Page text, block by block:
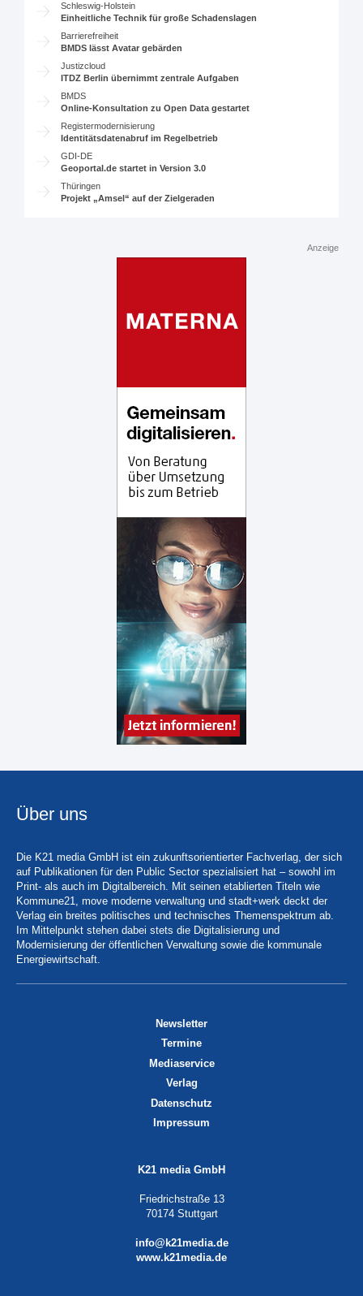
Schleswig-Holstein
Einheitliche Technik für große Schadenslagen
Barrierefreiheit
BMDS lässt Avatar gebärden
Justizcloud
ITDZ Berlin übernimmt zentrale Aufgaben
BMDS
Online-Konsultation zu Open Data gestartet
Registermodernisierung
Identitätsdatenabruf im Regelbetrieb
GDI-DE
Geoportal.de startet in Version 3.0
Thüringen
Projekt „Amsel“ auf der Zielgeraden
Anzeige
Über uns
Die K21 media GmbH ist ein zukunftsorientierter Fachverlag, der sich
auf Publikationen für den Public Sector spezialisiert hat – sowohl im
Print- als auch im Digitalbereich. Mit seinen etablierten Titeln wie
Kommune21, move moderne verwaltung und stadt+werk deckt der
Verlag ein breites politisches und technisches Themenspektrum ab.
Im Mittelpunkt stehen dabei stets die Digitalisierung und
Modernisierung der öffentlichen Verwaltung sowie die kommunale
Energiewirtschaft.
Newsletter
Termine
Mediaservice
Verlag
Datenschutz
Impressum
K21 media GmbH
Friedrichstraße 13
70174 Stuttgart
info@k21media.de
www.k21media.de